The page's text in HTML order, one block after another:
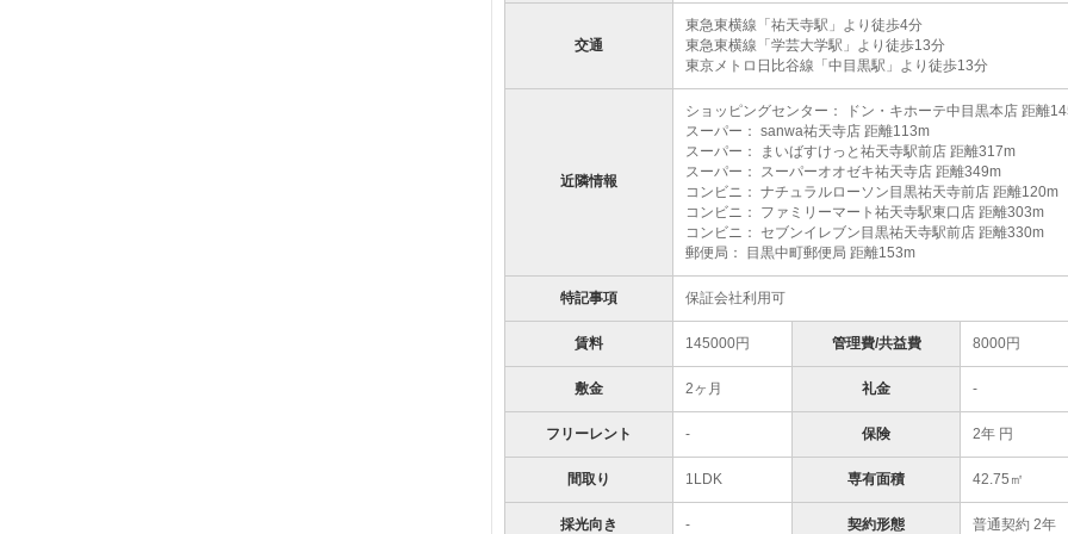
交通
東急東横線「祐天寺駅」より徒歩4分
東急東横線「学芸大学駅」より徒歩13分
東京メトロ日比谷線「中目黒駅」より徒歩13分
近隣情報
ショッピングセンター： ドン・キホーテ中目黒本店 距離
スーパー： sanwa祐天寺店 距離113m
スーパー： まいばすけっと祐天寺駅前店 距離317m
スーパー： スーパーオオゼキ祐天寺店 距離349m
コンビニ： ナチュラルローソン目黒祐天寺前店 距離120m
コンビニ： ファミリーマート祐天寺駅東口店 距離303m
コンビニ： セブンイレブン目黒祐天寺駅前店 距離330m
郵便局： 目黒中町郵便局 距離153m
特記事項 保証会社利用可
賃料 145000円 管理費/共益費 8000円
敷金 2ヶ月 礼金 -
フリーレント - 保険 2年 円
間取り 1LDK 専有面積 42.75㎡
採光向き - 契約形態 普通契約 2年